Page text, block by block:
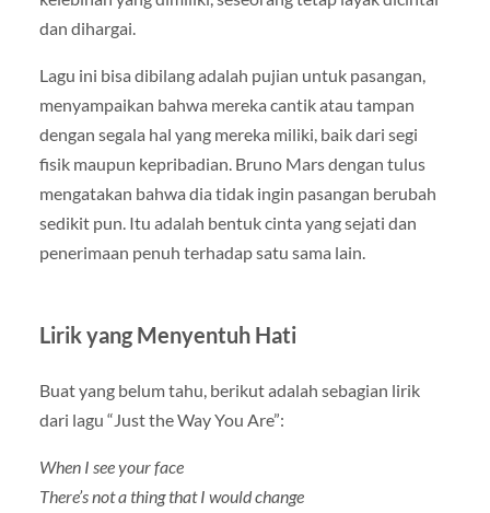
dan dihargai.
Lagu ini bisa dibilang adalah pujian untuk pasangan,
menyampaikan bahwa mereka cantik atau tampan
dengan segala hal yang mereka miliki, baik dari segi
fisik maupun kepribadian. Bruno Mars dengan tulus
mengatakan bahwa dia tidak ingin pasangan berubah
sedikit pun. Itu adalah bentuk cinta yang sejati dan
penerimaan penuh terhadap satu sama lain.
Lirik yang Menyentuh Hati
Buat yang belum tahu, berikut adalah sebagian lirik
dari lagu “Just the Way You Are”:
When I see your face
There’s not a thing that I would change